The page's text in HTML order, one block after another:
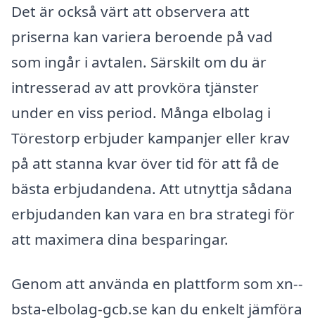
Det är också värt att observera att
priserna kan variera beroende på vad
som ingår i avtalen. Särskilt om du är
intresserad av att provköra tjänster
under en viss period. Många elbolag i
Törestorp erbjuder kampanjer eller krav
på att stanna kvar över tid för att få de
bästa erbjudandena. Att utnyttja sådana
erbjudanden kan vara en bra strategi för
att maximera dina besparingar.
Genom att använda en plattform som xn--
bsta-elbolag-gcb.se kan du enkelt jämföra